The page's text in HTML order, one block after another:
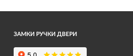
ЗАМКИ РУЧКИ ДВЕРИ